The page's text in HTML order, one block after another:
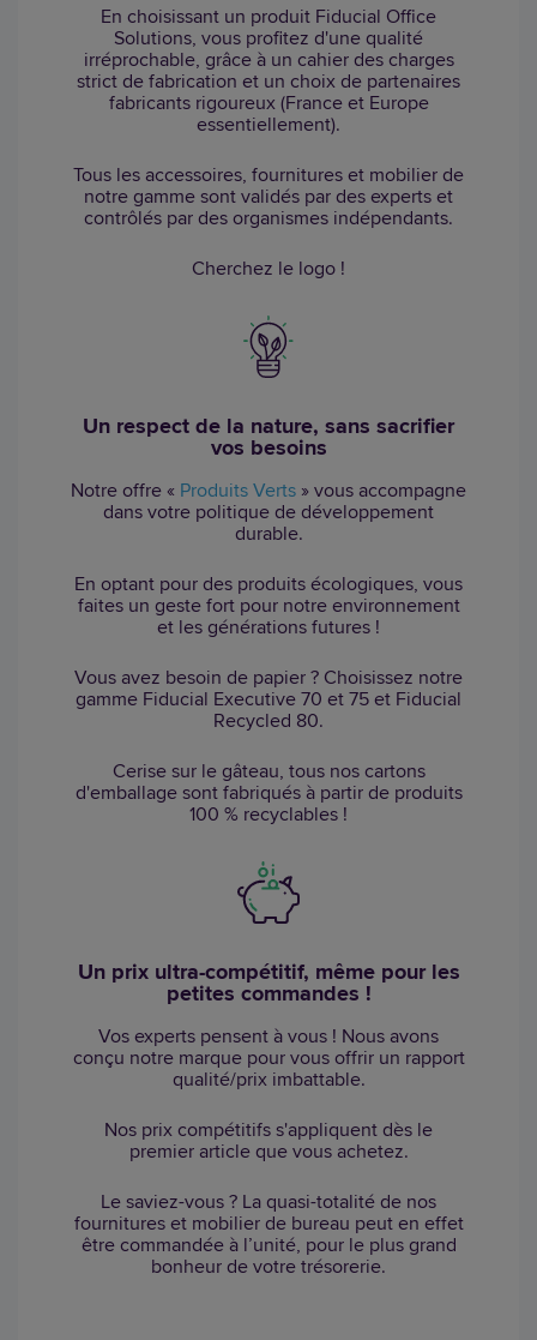
En choisissant un produit Fiducial Office
Solutions, vous profitez d'une qualité
irréprochable, grâce à un cahier des charges
strict de fabrication et un choix de partenaires
fabricants rigoureux (France et Europe
essentiellement).
Tous les accessoires, fournitures et mobilier de
notre gamme sont validés par des experts et
contrôlés par des organismes indépendants.
Cherchez le logo !
Un respect de la nature, sans sacrifier
vos besoins
Notre offre « Produits Verts » vous accompagne
dans votre politique de développement
durable.
En optant pour des produits écologiques, vous
faites un geste fort pour notre environnement
et les générations futures !
Vous avez besoin de papier ? Choisissez notre
gamme Fiducial Executive 70 et 75 et Fiducial
Recycled 80.
Cerise sur le gâteau, tous nos cartons
d'emballage sont fabriqués à partir de produits
100 % recyclables !
Un prix ultra-compétitif, même pour les
petites commandes !
Vos experts pensent à vous ! Nous avons
conçu notre marque pour vous offrir un rapport
qualité/prix imbattable.
Nos prix compétitifs s'appliquent dès le
premier article que vous achetez.
Le saviez-vous ? La quasi-totalité de nos
fournitures et mobilier de bureau peut en effet
être commandée à l’unité, pour le plus grand
bonheur de votre trésorerie.